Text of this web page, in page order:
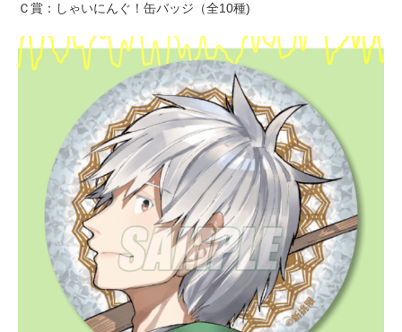
Ｃ賞：しゃいにんぐ！缶バッジ（全10種)